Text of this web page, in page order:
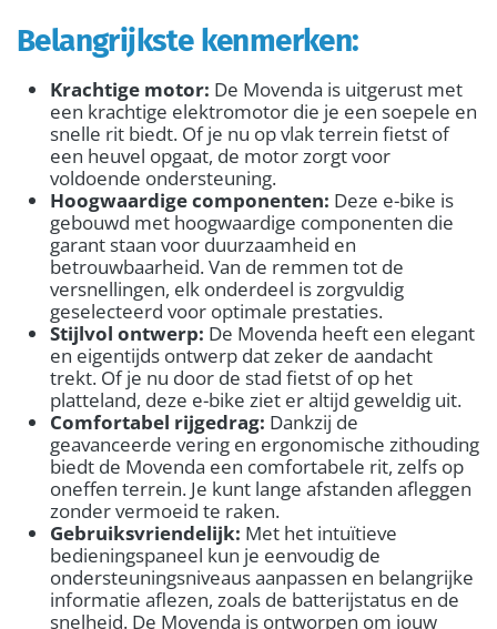
Belangrijkste kenmerken:
Krachtige motor: De Movenda is uitgerust met
een krachtige elektromotor die je een soepele en
snelle rit biedt. Of je nu op vlak terrein fietst of
een heuvel opgaat, de motor zorgt voor
voldoende ondersteuning.
Hoogwaardige componenten: Deze e-bike is
gebouwd met hoogwaardige componenten die
garant staan voor duurzaamheid en
betrouwbaarheid. Van de remmen tot de
versnellingen, elk onderdeel is zorgvuldig
geselecteerd voor optimale prestaties.
Stijlvol ontwerp: De Movenda heeft een elegant
en eigentijds ontwerp dat zeker de aandacht
trekt. Of je nu door de stad fietst of op het
platteland, deze e-bike ziet er altijd geweldig uit.
Comfortabel rijgedrag: Dankzij de
geavanceerde vering en ergonomische zithouding
biedt de Movenda een comfortabele rit, zelfs op
oneffen terrein. Je kunt lange afstanden afleggen
zonder vermoeid te raken.
Gebruiksvriendelijk: Met het intuïtieve
bedieningspaneel kun je eenvoudig de
ondersteuningsniveaus aanpassen en belangrijke
informatie aflezen, zoals de batterijstatus en de
snelheid. De Movenda is ontworpen om jouw